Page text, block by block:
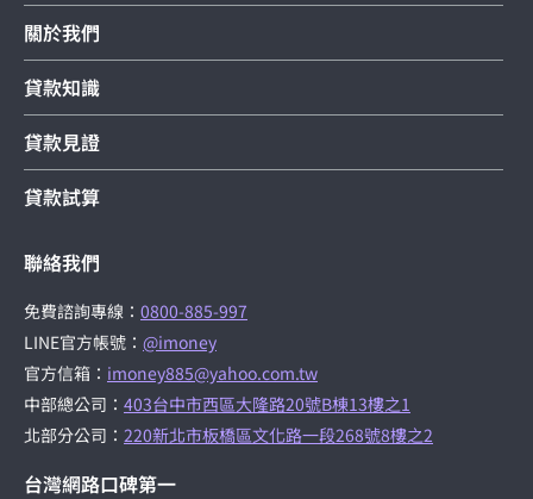
關於我們
貸款知識
貸款見證
貸款試算
聯絡我們
免費諮詢專線： 0800-885-997
LINE官方帳號： @imoney
官方信箱： imoney885@yahoo.com.tw
中部總公司： 403台中市西區大隆路20號B棟13樓之1
北部分公司： 220新北市板橋區文化路一段268號8樓之2
台灣網路口碑第一